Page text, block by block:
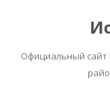
Официальный сайт